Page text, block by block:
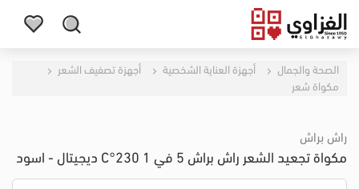
الصحة والجمال أجهزة العناية الشخصية
أجهزة تصفيف الشعر
مكواة شعر
راش براش
مكواة تجعيد الشعر راش براش 5 في 1 230°C ديجيتال - اسود